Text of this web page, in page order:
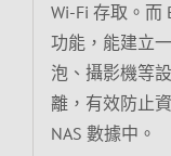
Wi-Fi 存取。而
功能，能建立
泡、攝影機等
離，有效防止
NAS 數據中。